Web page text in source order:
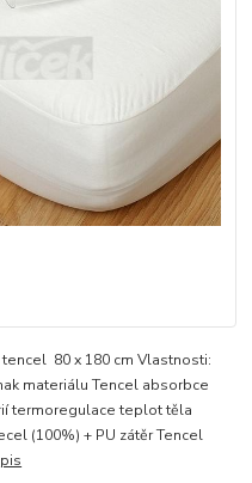
80 x 180 cm Vlastnosti:
materiálu Tencel absorbce
termoregulace teplot těla
(100%) + PU zátěr Tencel